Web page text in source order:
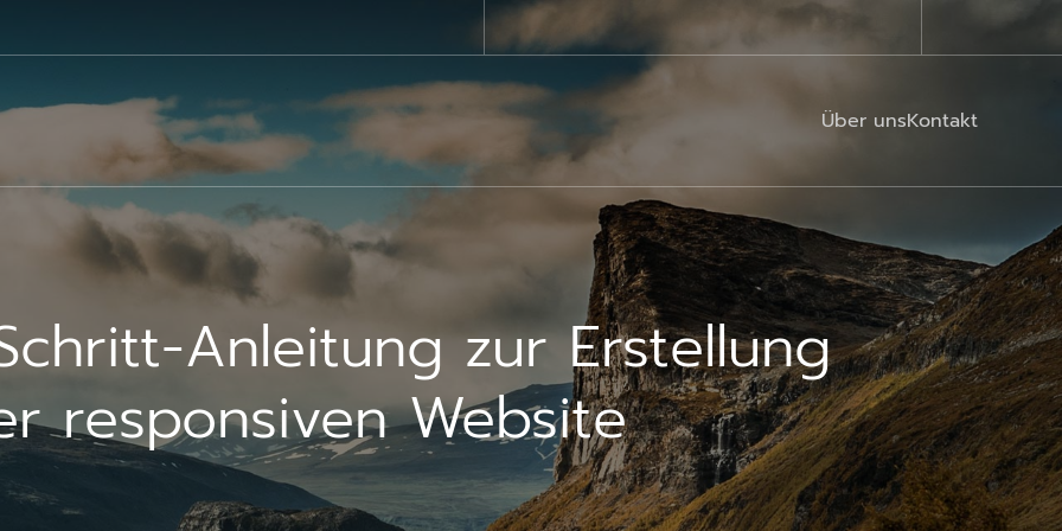
Über unsKontakt
Anleitung zur Erstellung
responsiven Website